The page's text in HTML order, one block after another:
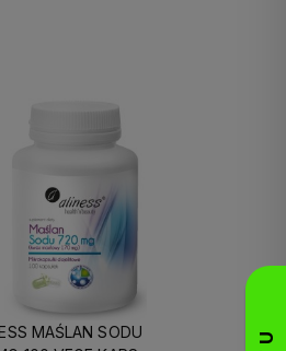
MAŚLAN SODU